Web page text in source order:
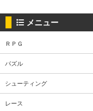
メニュー
ＲＰＧ
パズル
シューティング
レース